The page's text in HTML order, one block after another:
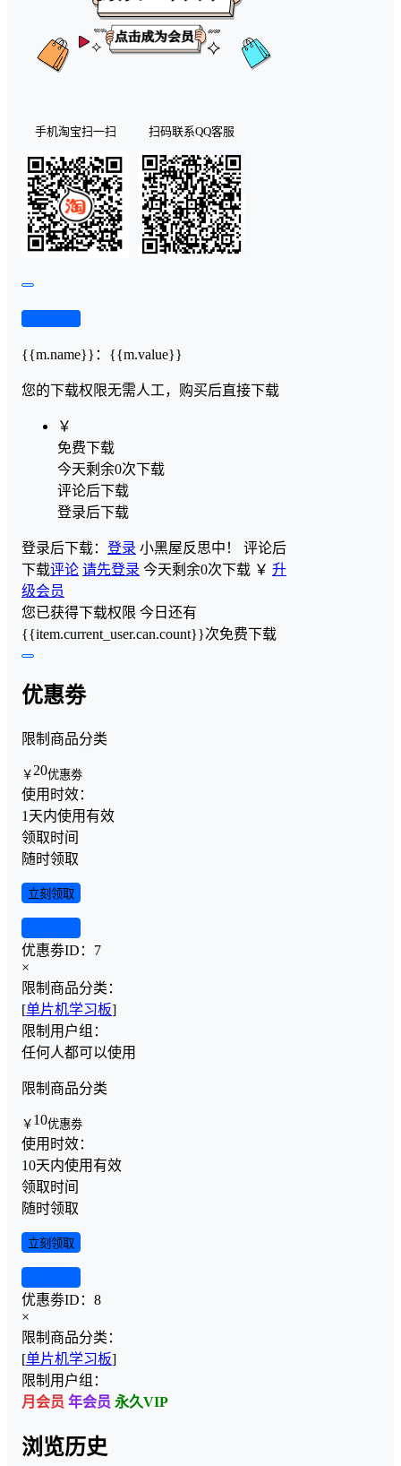
手机淘宝扫一扫 扫码联系QQ客服
{{m.name}} ： {{m.value}}
您的下载权限无需人工，购买后直接下载
￥
免费下载
今天剩余0次下载
评论后下载
登录后下载
登录后下载： 登录 小黑屋反思中！ 评论后
下载评论 请先登录 今天剩余0次下载 ￥ 升
级会员
您已获得下载权限 今日还有
{{item.current_user.can.count}}次免费下载
优惠劵
限制商品分类
￥ 20优惠劵
使用时效：
1天内使用有效
领取时间
随时领取
立刻领取
优惠劵ID： 7
×
限制商品分类：
[单片机学习板]
限制用户组：
任何人都可以使用
限制商品分类
￥ 10优惠劵
使用时效：
10天内使用有效
领取时间
随时领取
立刻领取
优惠劵ID： 8
×
限制商品分类：
[单片机学习板]
限制用户组：
月会员 年会员 永久VIP
浏览历史